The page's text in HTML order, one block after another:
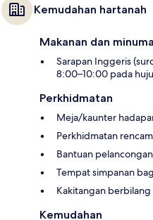
Kemudahan hartanah
Makanan dan
Sarapan Inggeris
8:00–10:00 pada
Perkhidmatan
Meja/kaunter
Perkhidmatan rencam
Bantuan
Tempat simpanan
Kakitangan berbilang
Kemudahan